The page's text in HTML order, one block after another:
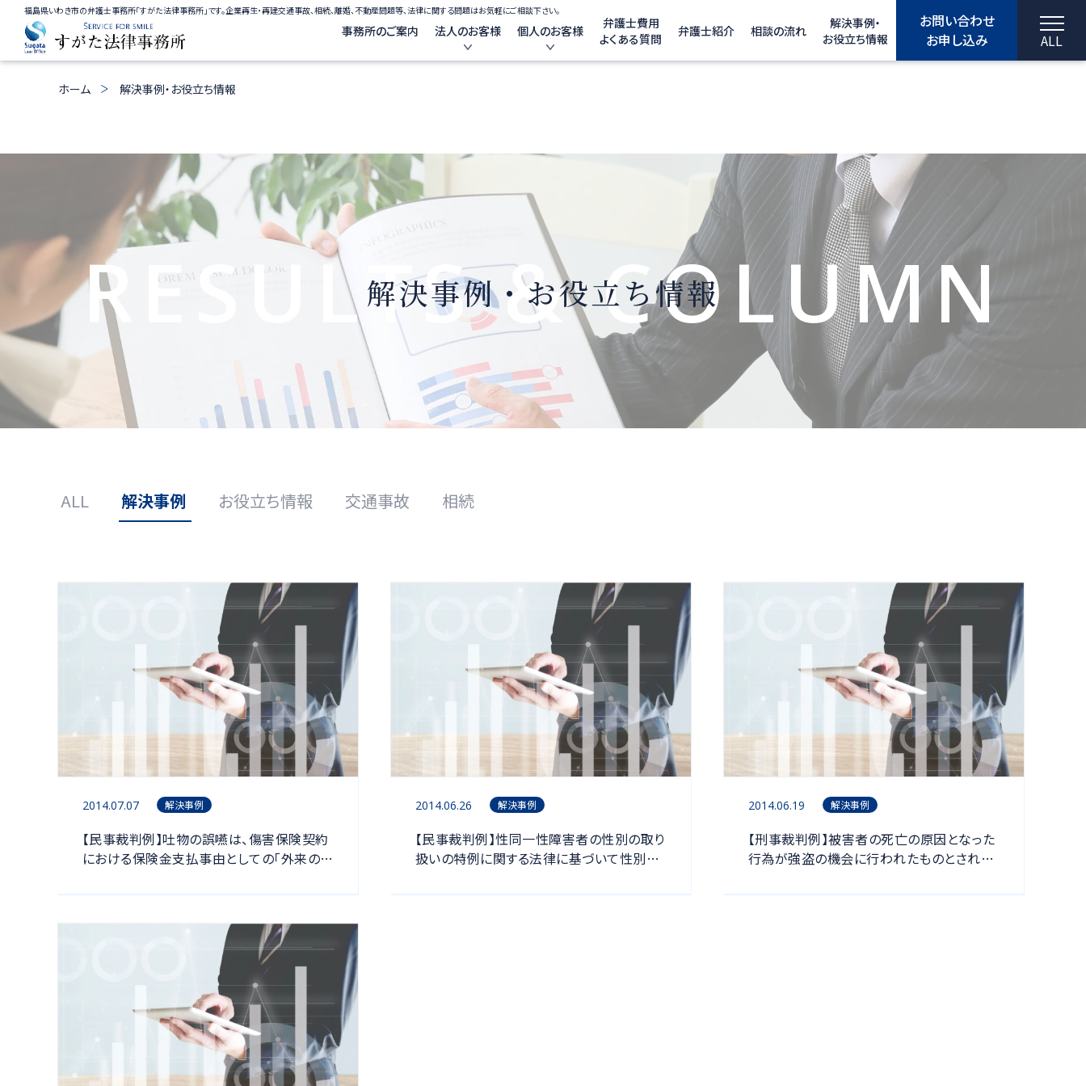
福島県いわき市の弁護士事務所「すがた法律事務所」です。企業再生・再建交通事故、相続、離婚、不動産問題等、法律に関する問題はお気軽にご相談下さい。
事務所のご案内 法人のお客様 個人のお客様
弁護士費用
よくある質問
弁護士紹介 相談の流れ
解決事例・
お役立ち情報
お問い合わせ
お申し込み
ALL
ホーム 解決事例・お役立ち情報
RESULTS & COLUMN
解決事例・お役立ち情報
ALL 解決事例 お役立ち情報 交通事故 相続
2014.07.07 解決事例
【民事裁判例】吐物の誤嚥は、傷害保険契約
における保険金支払事由としての「外来の事
2014.06.26 解決事例
【民事裁判例】性同一性障害者の性別の取り
扱いの特例に関する法律に基づいて性別の
2014.06.19 解決事例
【刑事裁判例】被害者の死亡の原因となった
行為が強盗の機会に行われたものとされ、